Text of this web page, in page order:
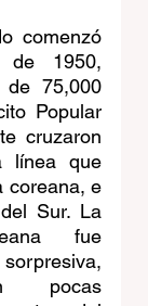
comenzó
1950,
de 75,000
Popular
cruzaron
línea que
coreana, e
del Sur. La
fue
pocas